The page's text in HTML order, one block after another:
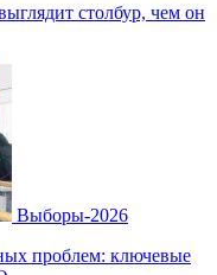
столбур, чем он
Выборы-2026
проблем: ключевые